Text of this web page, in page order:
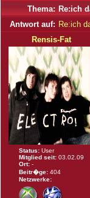
Thema: Re:ich
Antwort auf: Re:ich
Rensis-Fat
Status: User
Mitglied seit: 03.02.09
Ort: -
Beitr�ge: 404
Netzwerke: